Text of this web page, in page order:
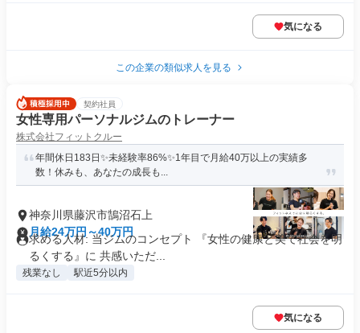
気になる
この企業の類似求人を見る
契約社員
女性専用パーソナルジムのトレーナー
株式会社フィットクルー
年間休日183日✨未経験率86%✨1年目で月給40万以上の実績多
数！休みも、あなたの成長も...
神奈川県藤沢市鵠沼石上
月給24万円～40万円
求める人材: 当ジムのコンセプト 『女性の健康と美で社会を明
るくする』に 共感いただ...
残業なし 駅近5分以内
気になる